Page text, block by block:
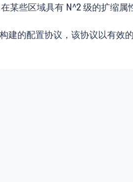
某些区域具有 N^2 级的扩缩属
建的配置协议，该协议以有效